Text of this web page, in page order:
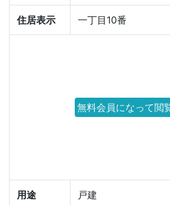
住居表示 一丁目10番
無料会員になって閲
用途 戸建